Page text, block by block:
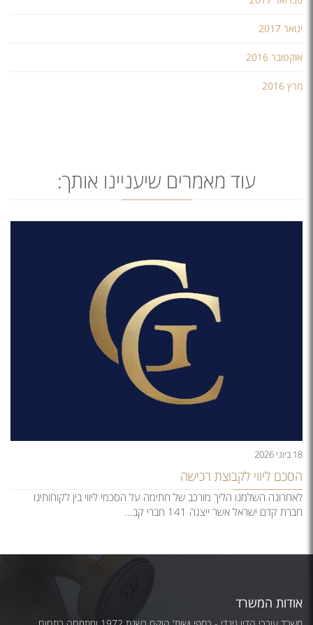
ינואר 2017
אוקטובר 2016
מרץ 2016
עוד מאמרים שיעניינו אותך:
18 ביוני 2026
הסכם ליווי לקבוצת רכישה
לאחרונה השלמנו הליך מורכב של חתימה על הסכמי ליווי בין לקוחותינו
חברת קדם ישראל אשר ייצגה 141 חברי קב...
אודות המשרד